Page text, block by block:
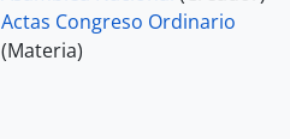
Actas Congreso Ordinario
(Materia)